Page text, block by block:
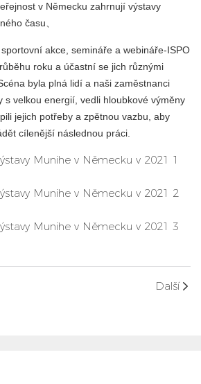
v Německu zahrnují výstavy
času、
akce, semináře a webináře-ISPO
roku a účastní se jich různými
byla plná lidí a naši zaměstnanci
s velkou energií, vedli hloubkové výměny
jejich potřeby a zpětnou vazbu, aby
cílenější následnou práci.
Další